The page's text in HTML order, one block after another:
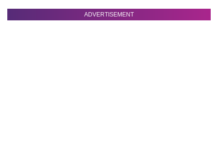
ADVERTISEMENT